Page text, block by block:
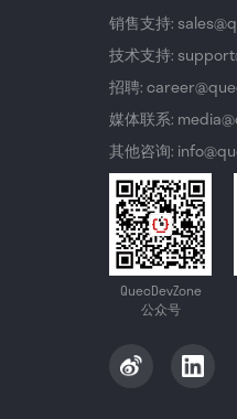
销售支持:
技术支持:
招聘:
媒体联系:
其他咨询:
QuecDevZone
公众号